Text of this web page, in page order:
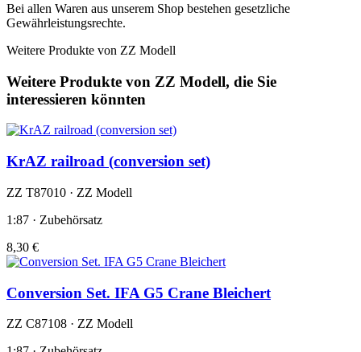
Bei allen Waren aus unserem Shop bestehen gesetzliche
Gewährleistungsrechte.
Weitere Produkte von ZZ Modell
Weitere Produkte von ZZ Modell, die Sie
interessieren könnten
KrAZ railroad (conversion set)
ZZ T87010 · ZZ Modell
1:87 · Zubehörsatz
8,30 €
Conversion Set. IFA G5 Crane Bleichert
ZZ C87108 · ZZ Modell